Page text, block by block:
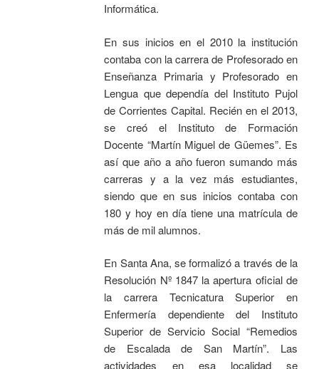
Informática.
En sus inicios en el 2010 la institución
contaba con la carrera de Profesorado en
Enseñanza Primaria y Profesorado en
Lengua que dependía del Instituto Pujol
de Corrientes Capital. Recién en el 2013,
se creó el Instituto de Formación
Docente “Martín Miguel de Güemes”. Es
así que año a año fueron sumando más
carreras y a la vez más estudiantes,
siendo que en sus inicios contaba con
180 y hoy en día tiene una matrícula de
más de mil alumnos.
En Santa Ana, se formalizó a través de la
Resolución Nº 1847 la apertura oficial de
la carrera Tecnicatura Superior en
Enfermería dependiente del Instituto
Superior de Servicio Social “Remedios
de Escalada de San Martín”. Las
actividades en esa localidad se